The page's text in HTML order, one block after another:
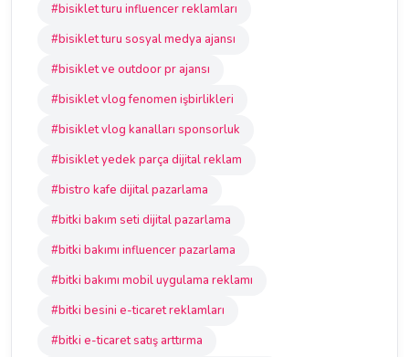
#bisiklet turu influencer reklamları
#bisiklet turu sosyal medya ajansı
#bisiklet ve outdoor pr ajansı
#bisiklet vlog fenomen işbirlikleri
#bisiklet vlog kanalları sponsorluk
#bisiklet yedek parça dijital reklam
#bistro kafe dijital pazarlama
#bitki bakım seti dijital pazarlama
#bitki bakımı influencer pazarlama
#bitki bakımı mobil uygulama reklamı
#bitki besini e-ticaret reklamları
#bitki e-ticaret satış arttırma